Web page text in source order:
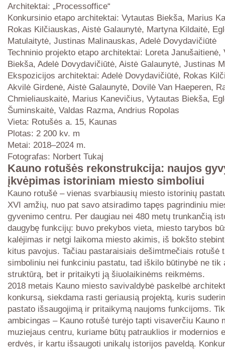
Architektai: „Processoffice“
Konkursinio etapo architektai: Vytautas Biekša, Marius
Rokas Kilčiauskas, Aistė Galaunytė, Martyna Kildaitė,
Matulaitytė, Justinas Malinauskas, Adelė Dovydavičiūtė
Techninio projekto etapo architektai: Loreta Janušaitienė,
Biekša, Adelė Dovydavičiūtė, Aistė Galaunytė, Justinas
Ekspozicijos architektai: Adelė Dovydavičiūtė, Rokas
Akvilė Girdenė, Aistė Galaunytė, Dovilė Van Haeperen,
Chmieliauskaitė, Marius Kanevičius, Vytautas Biekša,
Šuminskaitė, Valdas Razma, Andrius Ropolas
Vieta: Rotušės a. 15, Kaunas
Plotas: 2 200 kv. m
Metai: 2018–2024 m.
Fotografas: Norbert Tukaj
‎‎Kauno rotušės rekonstrukcija: naujos
įkvėpimas istoriniam miesto simboliui
Kauno rotušė – vienas svarbiausių miesto istorinių
XVI amžių, nuo pat savo atsiradimo tapęs pagrindiniu
gyvenimo centru. Per daugiau nei 480 metų trunkančią
daugybę funkcijų: buvo prekybos vieta, miesto tarybos
kalėjimas ir netgi laikoma miesto akimis, iš bokšto
kitus pavojus. Tačiau pastaraisiais dešimtmečiais rotušė
simboliniu nei funkciniu pastatu, tad iškilo būtinybė ne tik
struktūrą, bet ir pritaikyti ją šiuolaikinėms reikmėms.
2018 metais Kauno miesto savivaldybė paskelbė
konkursą, siekdama rasti geriausią projektą, kuris
pastato išsaugojimą ir pritaikymą naujoms funkcijoms.
ambicingas – Kauno rotušė turėjo tapti visaverčiu Kauno
muziejaus centru, kuriame būtų patrauklios ir modernios
erdvės, ir kartu išsaugoti unikalų istorijos paveldą.